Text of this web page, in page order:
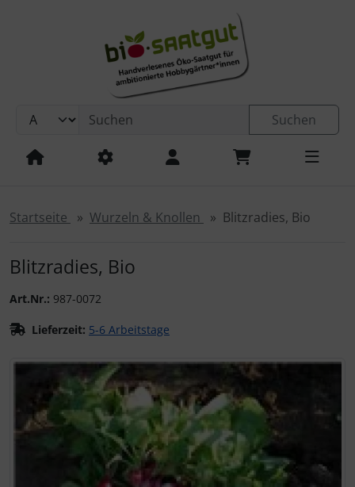
Springe zum Inhalt
Springe zum Login-Button
Springe zum Button für Einstellungen
Suchen
Startseite Wurzeln & Knollen Blitzradies, Bio
Blitzradies, Bio
Art.Nr.: 987-0072
Lieferzeit: 5-6 Arbeitstage
Wenn mehr als ein Produktbild exitiert, können Sie die